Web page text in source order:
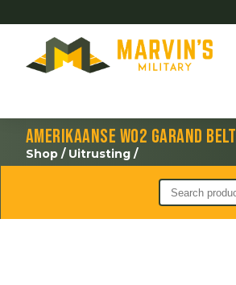
Amerikaanse WO2 Garand belt
Shop / Uitrusting /